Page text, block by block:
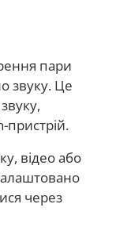
пари
звуку. Це
відео або
через